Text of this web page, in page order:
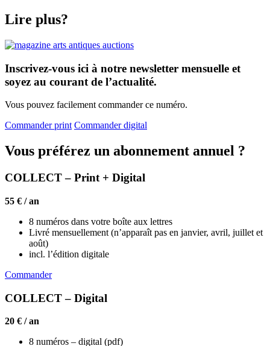
Lire plus?
Inscrivez-vous ici à notre newsletter mensuelle et
soyez au courant de l’actualité.
Vous pouvez facilement commander ce numéro.
Commander print Commander digital
Vous préférez un abonnement annuel ?
COLLECT – Print + Digital
55 € / an
8 numéros dans votre boîte aux lettres
Livré mensuellement (n’apparaît pas en janvier, avril, juillet et
août)
incl. l’édition digitale
Commander
COLLECT – Digital
20 € / an
8 numéros – digital (pdf)